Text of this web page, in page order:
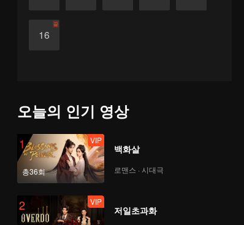
16
끝
오늘의 인기 영상
1
총36회
VIP
백화살
로맨스 · 시대극
2 VIP
저일초과화